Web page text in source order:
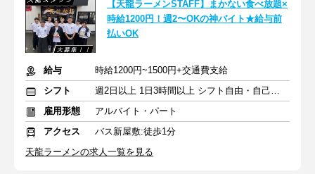
【天龍ラーメンSTAFF】まかない食べ放題×
時給1200円！週2〜OKの神バイト★給与前
払いOK
給与
時給1200円~1500円+交通費支給
シフト
週2日以上 1日3時間以上 シフト自由・自己申告
雇用形態
アルバイト・パート
アクセス
バス新屋敷:徒歩1分
天龍ラーメンの求人一覧を見る